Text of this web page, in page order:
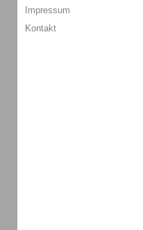
Impressum
Kontakt